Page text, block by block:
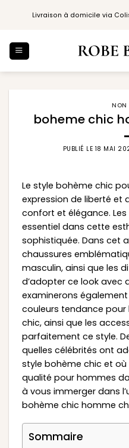
Livraison à domicile via
NON
boheme chic
PUBLIÉ LE 18 MAI
Le style bohème chic
expression de liberté et
confort et élégance.
essentiel dans cette
sophistiquée. Dans cet
chaussures
masculin, ainsi que les
d’adopter ce look avec
examinerons
couleurs tendance
chic, ainsi que les
parfaitement ce style.
quelles célébrités ont
style bohème chic et
qualité pour hommes
à vous immerger dans
bohème chic homme
Sommaire